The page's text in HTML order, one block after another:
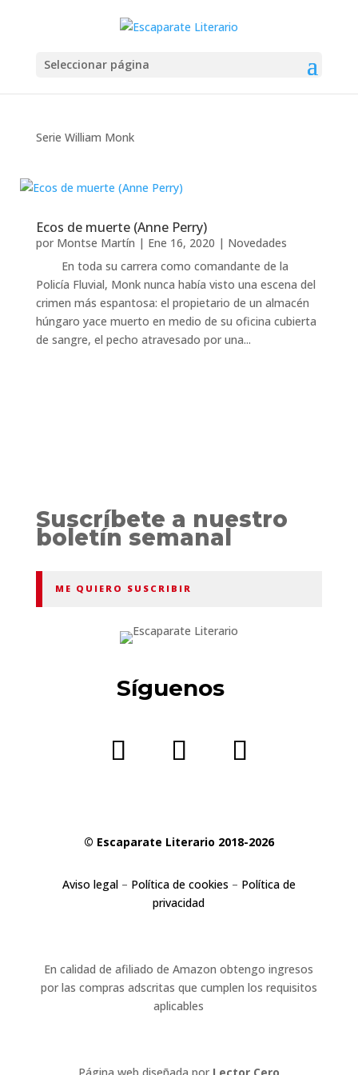
Seleccionar página
Serie William Monk
Ecos de muerte (Anne Perry)
por Montse Martín | Ene 16, 2020 | Novedades
En toda su carrera como comandante de la
Policía Fluvial, Monk nunca había visto una escena del
crimen más espantosa: el propietario de un almacén
húngaro yace muerto en medio de su oficina cubierta
de sangre, el pecho atravesado por una...
Suscríbete a nuestro
boletín semanal
ME QUIERO SUSCRIBIR
Síguenos
© Escaparate Literario 2018-2026
Aviso legal– Política de cookies – Política de
privacidad
En calidad de afiliado de Amazon obtengo ingresos
por las compras adscritas que cumplen los requisitos
aplicables